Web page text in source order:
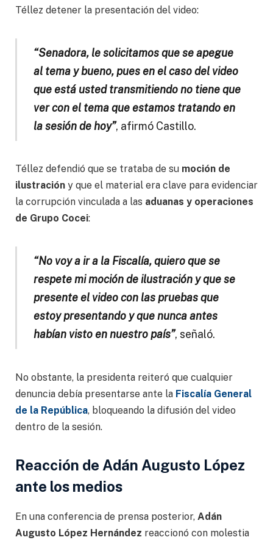
Téllez detener la presentación del video:
“Senadora, le solicitamos que se apegue
al tema y bueno, pues en el caso del video
que está usted transmitiendo no tiene que
ver con el tema que estamos tratando en
la sesión de hoy”, afirmó Castillo.
Téllez defendió que se trataba de su moción de
ilustración y que el material era clave para evidenciar
la corrupción vinculada a las aduanas y operaciones
de Grupo Cocei:
“No voy a ir a la Fiscalía, quiero que se
respete mi moción de ilustración y que se
presente el video con las pruebas que
estoy presentando y que nunca antes
habían visto en nuestro país”, señaló.
No obstante, la presidenta reiteró que cualquier
denuncia debía presentarse ante la Fiscalía General
de la República, bloqueando la difusión del video
dentro de la sesión.
Reacción de Adán Augusto López
ante los medios
En una conferencia de prensa posterior, Adán
Augusto López Hernández reaccionó con molestia